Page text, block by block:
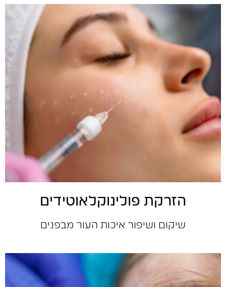
הזרקת פולינוקלאוטידים
שיקום ושיפור איכות העור מבפנים